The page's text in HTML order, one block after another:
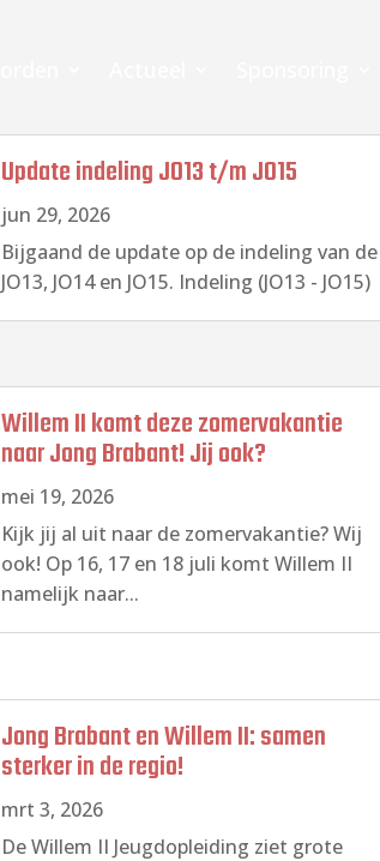
Update indeling JO13 t/m JO15
jun 29, 2026
Bijgaand de update op de indeling van de
JO13, JO14 en JO15. Indeling (JO13 - JO15)
Willem II komt deze zomervakantie
naar Jong Brabant! Jij ook?
mei 19, 2026
Kijk jij al uit naar de zomervakantie? Wij
ook! Op 16, 17 en 18 juli komt Willem II
namelijk naar...
Jong Brabant en Willem II: samen
sterker in de regio!
mrt 3, 2026
De Willem II Jeugdopleiding ziet grote